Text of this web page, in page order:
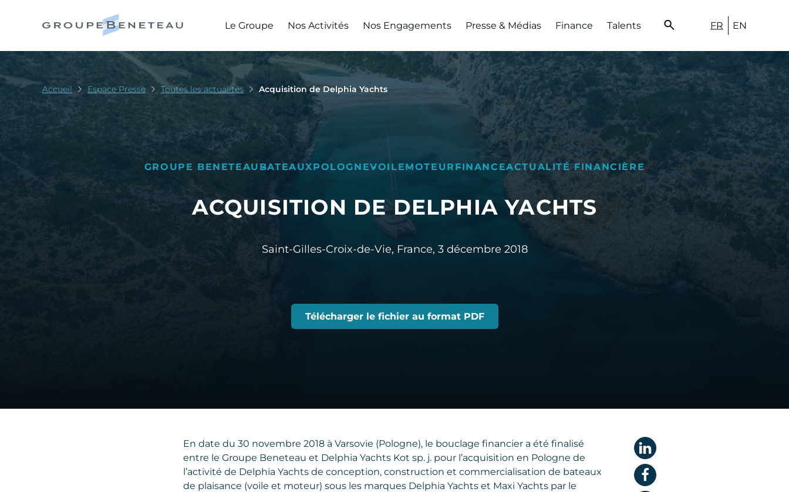
Le Groupe Nos Activités Nos Engagements Presse & Médias Finance Talents FR EN
Accueil Espace Presse Toutes les actualités Acquisition de Delphia Yachts
GROUPE BENETEAU BATEAUXPOLOGNEVOILEMOTEUR FINANCEACTUALITÉ FINANCIÈRE
ACQUISITION DE DELPHIA YACHTS
Saint-Gilles-Croix-de-Vie, France, 3 décembre 2018
Télécharger le fichier au format PDF
En date du 30 novembre 2018 à Varsovie (Pologne), le bouclage financier a été finalisé
entre le Groupe Beneteau et Delphia Yachts Kot sp. j. pour l’acquisition en Pologne de
l’activité de Delphia Yachts de conception, construction et commercialisation de bateaux
de plaisance (voile et moteur) sous les marques Delphia Yachts et Maxi Yachts par le